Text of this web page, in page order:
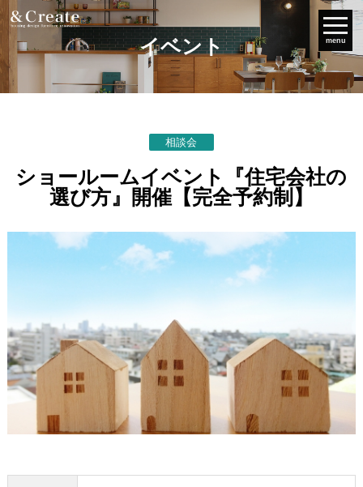
menu
イベント
相談会
ショールームイベント『住宅会社の
選び方』開催【完全予約制】